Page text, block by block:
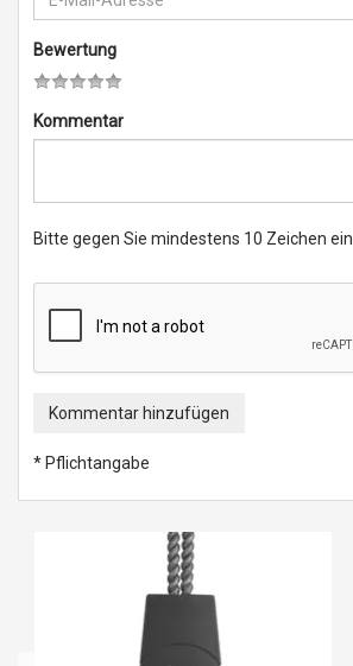
Bewertung
Kommentar
Bitte gegen Sie mindestens 10 Zeichen ein.
Kommentar hinzufügen
* Pflichtangabe